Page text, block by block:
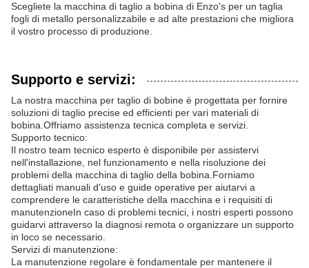
Scegliete la macchina di taglio a bobina di Enzo's per un taglia
fogli di metallo personalizzabile e ad alte prestazioni che migliora
il vostro processo di produzione.
Supporto e servizi:
La nostra macchina per taglio di bobine è progettata per fornire
soluzioni di taglio precise ed efficienti per vari materiali di
bobina.Offriamo assistenza tecnica completa e servizi.
Supporto tecnico:
Il nostro team tecnico esperto è disponibile per assistervi
nell'installazione, nel funzionamento e nella risoluzione dei
problemi della macchina di taglio della bobina.Forniamo
dettagliati manuali d'uso e guide operative per aiutarvi a
comprendere le caratteristiche della macchina e i requisiti di
manutenzioneIn caso di problemi tecnici, i nostri esperti possono
guidarvi attraverso la diagnosi remota o organizzare un supporto
in loco se necessario.
Servizi di manutenzione:
La manutenzione regolare è fondamentale per mantenere il